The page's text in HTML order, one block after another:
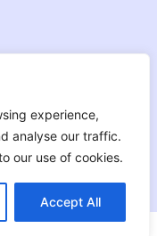
experience,
analyse our traffic.
our use of cookies.
Accept All